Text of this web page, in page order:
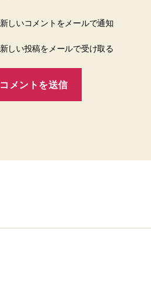
新しいコメントをメールで通知
新しい投稿をメールで受け取る